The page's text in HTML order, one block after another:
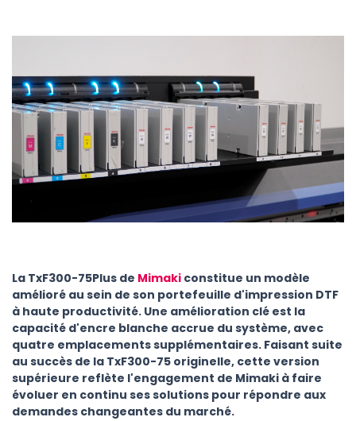
La TxF300-75Plus de Mimaki constitue un modèle
amélioré au sein de son portefeuille d'impression DTF
à haute productivité. Une amélioration clé est la
capacité d'encre blanche accrue du système, avec
quatre emplacements supplémentaires. Faisant suite
au succès de la TxF300-75 originelle, cette version
supérieure reflète l'engagement de Mimaki à faire
évoluer en continu ses solutions pour répondre aux
demandes changeantes du marché.